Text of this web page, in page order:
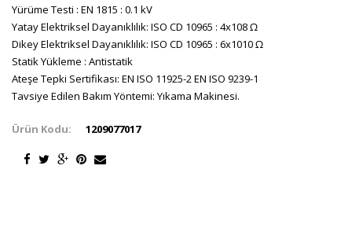
Yürüme Testi : EN 1815 : 0.1 kV
Yatay Elektriksel Dayanıklılık: ISO CD 10965 : 4x108 Ω
Dikey Elektriksel Dayanıklılık: ISO CD 10965 : 6x1010 Ω
Statik Yükleme : Antistatik
Ateşe Tepki Sertifikası: EN ISO 11925-2 EN ISO 9239-1
Tavsiye Edilen Bakım Yöntemi: Yıkama Makinesi.
Ürün Kodu: 1209077017